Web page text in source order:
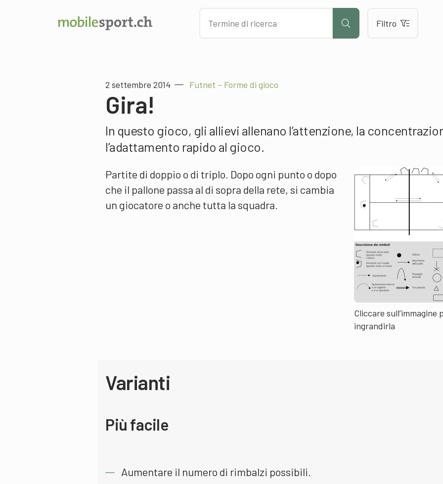
Filtro
2 settembre 2014 Futnet – Forme di gioco
Gira!
In questo gioco, gli allievi allenano l’attenzione, la
l’adattamento rapido al gioco.
Cliccare sull’immagine
ingrandirla
Partite di doppio o di triplo. Dopo ogni punto o dopo
che il pallone passa al di sopra della rete, si cambia
un giocatore o anche tutta la squadra.
Varianti
Più facile
Aumentare il numero di rimbalzi possibili.